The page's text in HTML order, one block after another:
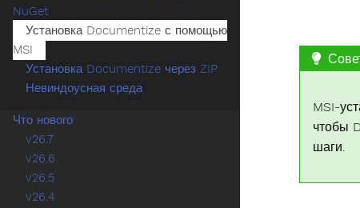
MSI-
чтобы
шаги.
NuGet
Установка Documentize с помощью
MSI
Установка Documentize через ZIP
Невиндоусная среда
Что нового
v26.7
v26.6
v26.5
v26.4